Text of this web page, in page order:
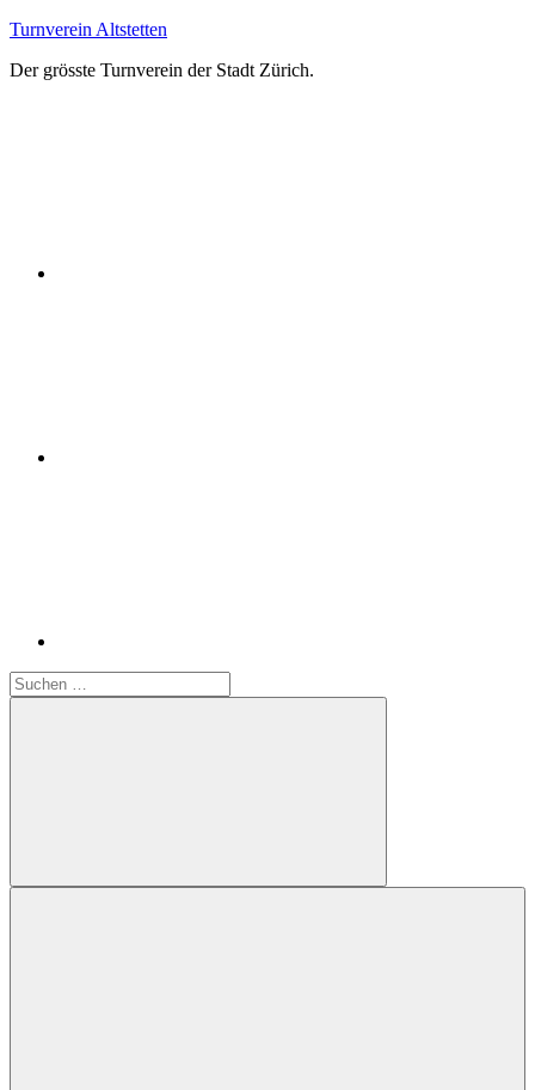
Zum
springen
Turnverein Altstetten
Der grösste Turnverein der Stadt Zürich.
Suchen
nach:
Suchen